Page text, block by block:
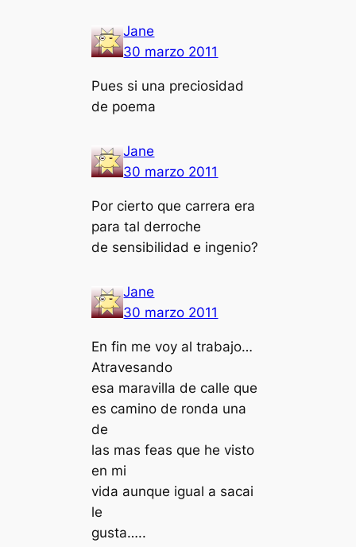
Jane
30 marzo 2011
Pues si una preciosidad
de poema
Jane
30 marzo 2011
Por cierto que carrera era
para tal derroche
de sensibilidad e ingenio?
Jane
30 marzo 2011
En fin me voy al trabajo…
Atravesando
esa maravilla de calle que
es camino de ronda una
de
las mas feas que he visto
en mi
vida aunque igual a sacai
le
gusta…..